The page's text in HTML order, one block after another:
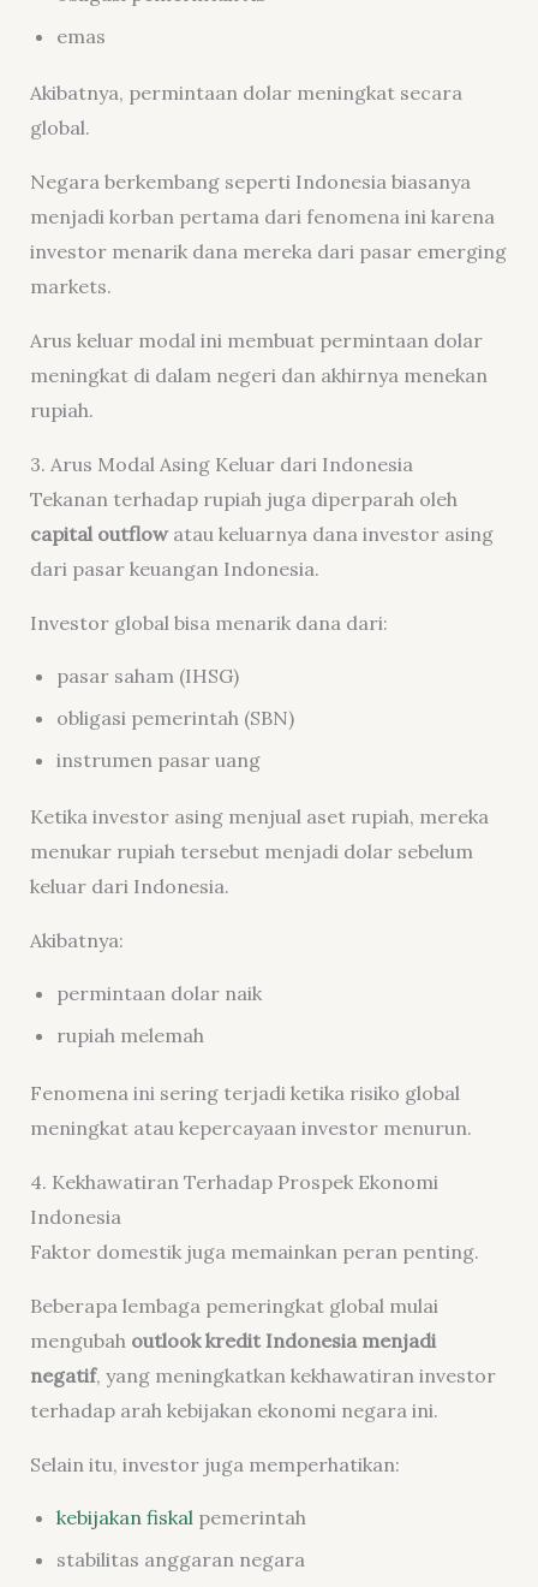
emas
Akibatnya, permintaan dolar meningkat secara
global.
Negara berkembang seperti Indonesia biasanya
menjadi korban pertama dari fenomena ini karena
investor menarik dana mereka dari pasar emerging
markets.
Arus keluar modal ini membuat permintaan dolar
meningkat di dalam negeri dan akhirnya menekan
rupiah.
3. Arus Modal Asing Keluar dari Indonesia
Tekanan terhadap rupiah juga diperparah oleh
capital outflowatau keluarnya dana investor asing
dari pasar keuangan Indonesia.
Investor global bisa menarik dana dari:
pasar saham (IHSG)
obligasi pemerintah (SBN)
instrumen pasar uang
Ketika investor asing menjual aset rupiah, mereka
menukar rupiah tersebut menjadi dolar sebelum
keluar dari Indonesia.
Akibatnya:
permintaan dolar naik
rupiah melemah
Fenomena ini sering terjadi ketika risiko global
meningkat atau kepercayaan investor menurun.
4. Kekhawatiran Terhadap Prospek Ekonomi
Indonesia
Faktor domestik juga memainkan peran penting.
Beberapa lembaga pemeringkat global mulai
mengubah outlook kredit Indonesia menjadi
negatif, yang meningkatkan kekhawatiran investor
terhadap arah kebijakan ekonomi negara ini.
Selain itu, investor juga memperhatikan:
kebijakan fiskal pemerintah
stabilitas anggaran negara